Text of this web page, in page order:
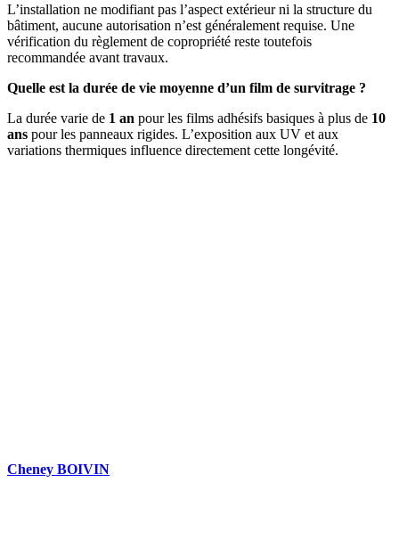
L’installation ne modifiant pas l’aspect extérieur ni la structure du
bâtiment, aucune autorisation n’est généralement requise. Une
vérification du règlement de copropriété reste toutefois
recommandée avant travaux.
Quelle est la durée de vie moyenne d’un film de survitrage ?
La durée varie de 1 an pour les films adhésifs basiques à plus de 10
ans pour les panneaux rigides. L’exposition aux UV et aux
variations thermiques influence directement cette longévité.
Cheney BOIVIN